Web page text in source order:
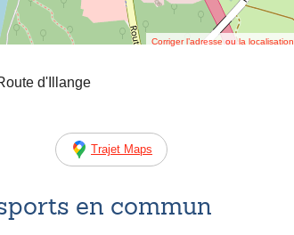
Corriger l’adresse ou la localisation
d'Illange
Trajet Maps
en commun